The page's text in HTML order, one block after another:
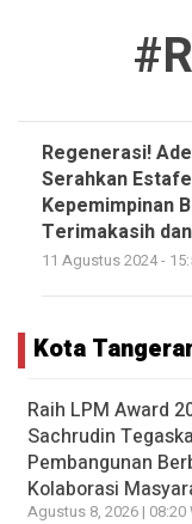
Regenerasi!
Serahkan
Kepemimpinan
Terimakasih
11 Agustus 2024 -
Kota
Raih LPM Award
Sachrudin
Pembangunan
Kolaborasi
Agustus 8, 2026 | 08:20